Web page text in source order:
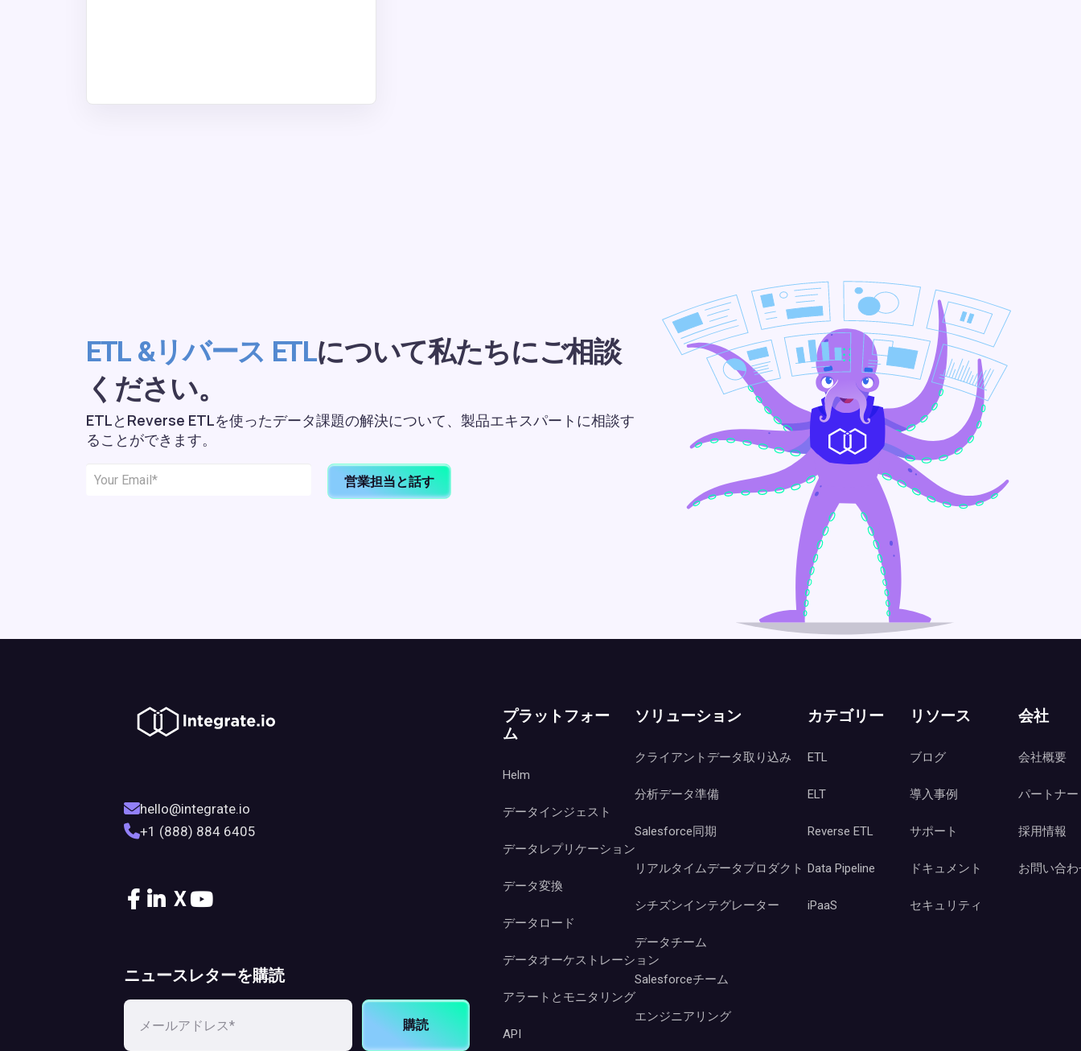
ETL &リバース ETLについて私たちにご相談
ください。
ETLとReverse ETLを使ったデータ課題の解決について、製品エキスパートに相談す
ることができます。
営業担当と話す
hello@integrate.io
+1 (888) 884 6405
X
ニュースレターを購読
購読
プラットフォー
ム
Helm
データインジェスト
データレプリケーション
データ変換
データロード
データオーケストレーション
アラートとモニタリング
API
ソリューション
クライアントデータ取り込み
分析データ準備
Salesforce同期
リアルタイムデータプロダクト
シチズンインテグレーター
データチーム
Salesforceチーム
エンジニアリング
カテゴリー
ETL
ELT
Reverse ETL
Data Pipeline
iPaaS
リソース
ブログ
導入事例
サポート
ドキュメント
セキュリティ
会社
会社概要
パートナー
採用情報
お問い合わ